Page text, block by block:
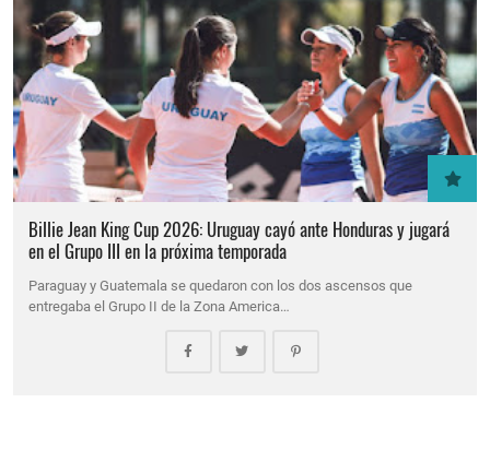
Billie Jean King Cup 2026: Uruguay cayó ante Honduras y jugará
en el Grupo III en la próxima temporada
Paraguay y Guatemala se quedaron con los dos ascensos que
entregaba el Grupo II de la Zona America…